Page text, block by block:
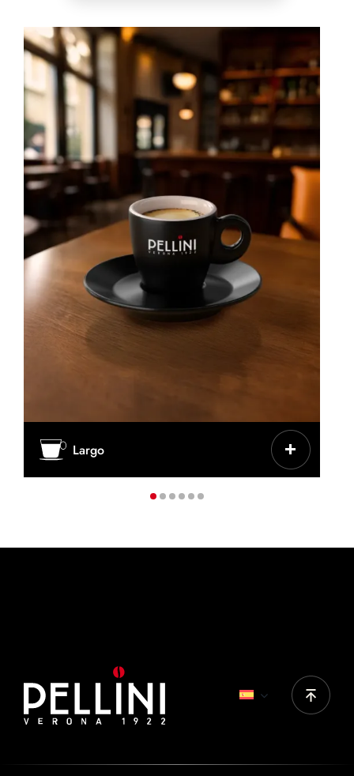
CARACTERÍSTICAS
Menos intenso, más agua en la extracción
TAZA/VASO
Taza de cerámica gruesa o taza de
50-60 ml
Largo